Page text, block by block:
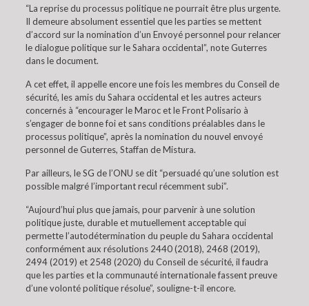
“La reprise du processus politique ne pourrait être plus urgente.
Il demeure absolument essentiel que les parties se mettent
d’accord sur la nomination d’un Envoyé personnel pour relancer
le dialogue politique sur le Sahara occidental”, note Guterres
dans le document.
A cet effet, il appelle encore une fois les membres du Conseil de
sécurité, les amis du Sahara occidental et les autres acteurs
concernés à “encourager le Maroc et le Front Polisario à
s’engager de bonne foi et sans conditions préalables dans le
processus politique”, après la nomination du nouvel envoyé
personnel de Guterres, Staffan de Mistura.
Par ailleurs, le SG de l’ONU se dit “persuadé qu’une solution est
possible malgré l’important recul récemment subi”.
“Aujourd’hui plus que jamais, pour parvenir à une solution
politique juste, durable et mutuellement acceptable qui
permette l’autodétermination du peuple du Sahara occidental
conformément aux résolutions 2440 (2018), 2468 (2019),
2494 (2019) et 2548 (2020) du Conseil de sécurité, il faudra
que les parties et la communauté internationale fassent preuve
d’une volonté politique résolue”, souligne-t-il encore.